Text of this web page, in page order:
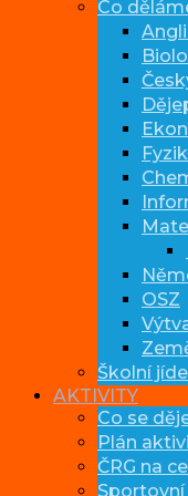
Co
OSZ
Školní
AKTIVITY
Co se
Plán
ČRG na